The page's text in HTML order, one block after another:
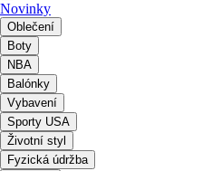
Novinky
Oblečení
Boty
NBA
Balónky
Vybavení
Sporty USA
Životní styl
Fyzická údržba